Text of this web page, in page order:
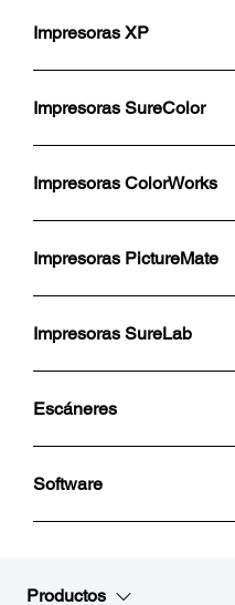
Impresoras XP
Impresoras SureColor
Impresoras ColorWorks
Impresoras PictureMate
Impresoras SureLab
Escáneres
Software
Productos